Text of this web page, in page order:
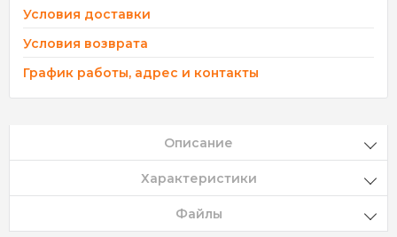
Условия доставки
Условия возврата
График работы, адрес и контакты
Описание
Характеристики
Файлы